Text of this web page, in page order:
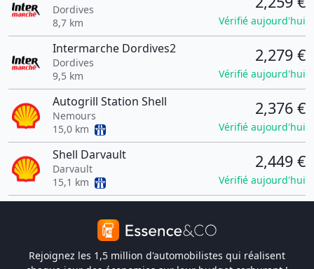
Dordives
8,7 km
Vérifié aujourd'hui
Intermarche Dordives2
Dordives
9,5 km
2,279 €
Vérifié aujourd'hui
Autogrill Station Shell
Nemours
15,0 km
2,376 €
Vérifié aujourd'hui
Shell Darvault
Darvault
15,1 km
2,449 €
Vérifié aujourd'hui
Rejoignez les 1,5 million d'automobilistes qui réalisent